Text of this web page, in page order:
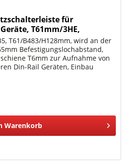
für
T61mm/3HE,
T61/B483/H128mm, wird an der
Befestigungslochabstand,
T6mm zur Aufnahme von
Din-Rail Geräten, Einbau
Warenkorb